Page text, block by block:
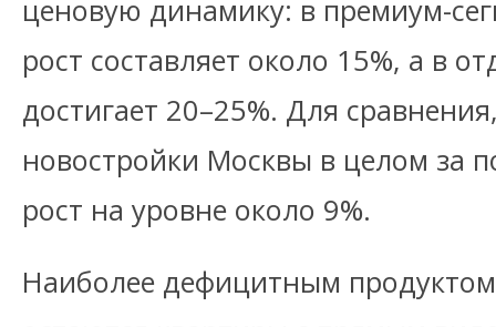
ценовую динамику: в премиум-
рост составляет около 15%, а в
достигает 20–25%. Для
новостройки Москвы в целом за
рост на уровне около 9%.
Наиболее дефицитным